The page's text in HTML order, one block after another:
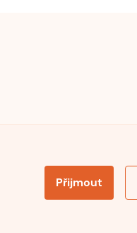
Přijmout